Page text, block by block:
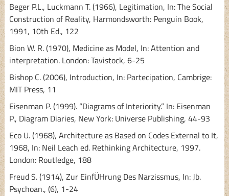
Beger P.L., Luckmann T. (1966), Legitimation, In: The Social
Construction of Reality, Harmondsworth: Penguin Book,
1991, 10th Ed., 122
Bion W. R. (1970), Medicine as Model, In: Attention and
interpretation. London: Tavistock, 6-25
Bishop C. (2006), Introduction, In: Partecipation, Cambrige:
MIT Press, 11
Eisenman P. (1999). “Diagrams of Interiority.” In: Eisenman
P., Diagram Diaries, New York: Universe Publishing, 44-93
Eco U. (1968), Architecture as Based on Codes External to It,
1968, In: Neil Leach ed. Rethinking Architecture, 1997.
London: Routledge, 188
Freud S. (1914), Zur EinfÜHrung Des Narzissmus, In: Jb.
Psychoan., (6), 1-24